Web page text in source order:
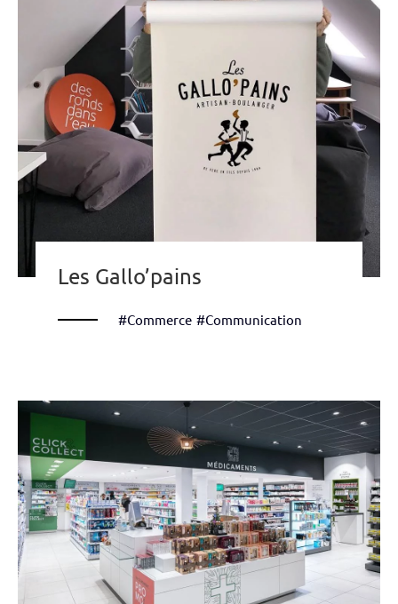
Les Gallo’pains
#Commerce #Communication